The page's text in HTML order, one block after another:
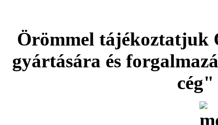
Örömmel tájékoztatjuk
gyártására és